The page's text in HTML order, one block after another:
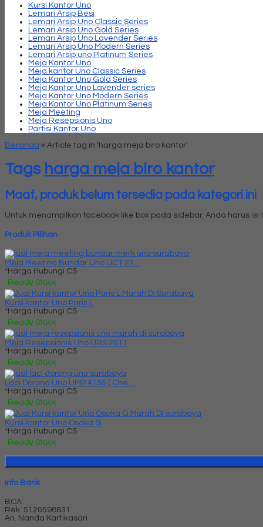
Kursi Kantor Uno
Lemari Arsip Besi
Lemari Arsip Uno Classic Series
Lemari Arsip Uno Gold Series
Lemari Arsip Uno Lavender Series
Lemari Arsip Uno Modern Series
Lemari Arsip uno Platinum Series
Meja Kantor Uno
Meja kantor Uno Classic Series
Meja Kantor Uno Gold Series
Meja Kantor Uno Lavender series
Meja Kantor Uno Modern Series
Meja Kantor Uno Platinum Series
Meja Meeting
Meja Resepsionis Uno
Partisi Kantor Uno
Beranda » Article tag in 'harga meja biro kantor'
Tags harga meja biro kantor
Maaf, produk belum tersedia pada kategori ini
Untuk menampilkan facebook like box pada sidebar, Anda harus
Produk Pilihan
Meja Meeting Bundar Uno UCT 27....
*Harga Hubungi CS
Ready Stock
Kursi kantor Uno Paris L
*Harga Hubungi CS
Ready Stock
Meja Resepsionis Uno URS 2011
*Harga Hubungi CS
Ready Stock
Laci Dorong Uno UMP 4155 ( Che....
*Harga Hubungi CS
Ready Stock
Kursi kantor Uno Osaka G
*Harga Hubungi CS
Ready Stock
Info Bank
BCA
Rek. 5120598831
An. Nanda Kartikasari